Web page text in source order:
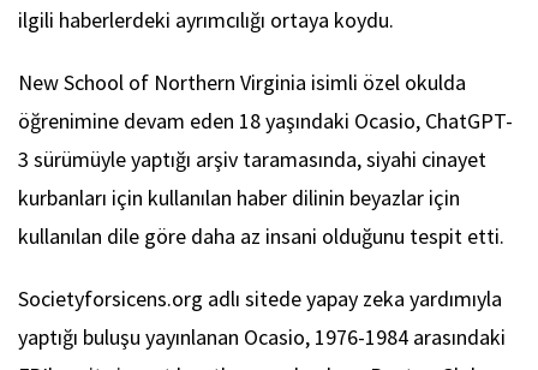
ilgili haberlerdeki ayrımcılığı ortaya koydu.
New School of Northern Virginia isimli özel okulda
öğrenimine devam eden 18 yaşındaki Ocasio, ChatGPT-
3 sürümüyle yaptığı arşiv taramasında, siyahi cinayet
kurbanları için kullanılan haber dilinin beyazlar için
kullanılan dile göre daha az insani olduğunu tespit etti.
Societyforsicens.org adlı sitede yapay zeka yardımıyla
yaptığı buluşu yayınlanan Ocasio, 1976-1984 arasındaki